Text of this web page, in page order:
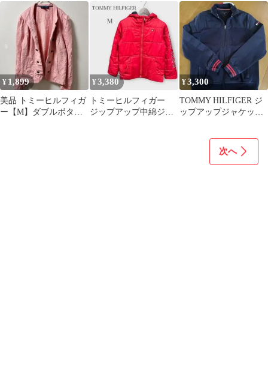
ト レディース カジ
ュアル ブラック XS
HILFIGER アンカーボ
タン ピーコート
ード付きレッドジャケ
ット
¥ 1,899
美品 トミーヒルフィガ
ー【M】ダブルボタン
¥3,380
トミーヒルフィガー
ジップアップ中綿ジャ
¥3,300
TOMMY HILFIGER ジ
ップアップジャケット
次へ